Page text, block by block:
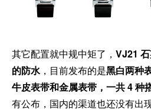
其它配置就中规中矩了， VJ21
的防水，目前发布的是黑白两种
牛皮表带和金属表带，一共 4 种
有公布，国内的渠道也还没有出